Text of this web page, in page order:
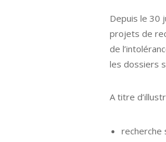
Depuis le 30
projets de
de
les dossiers
A titre
recherche